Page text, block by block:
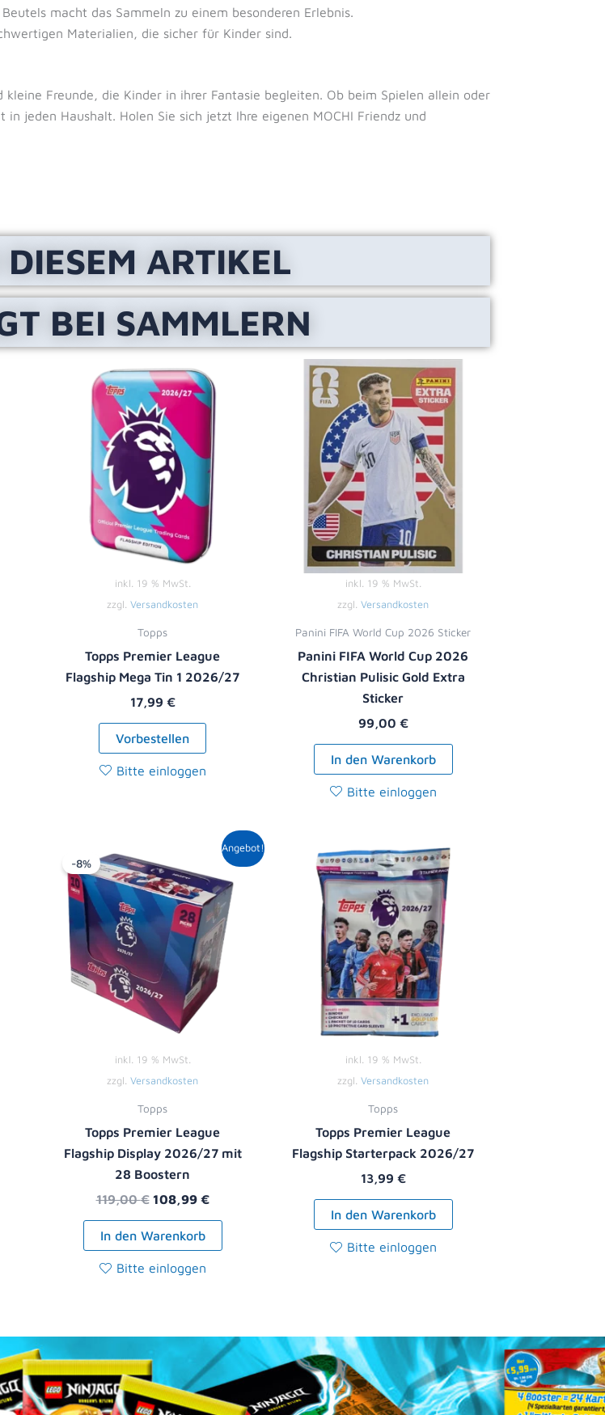
macht das Sammeln zu einem besonderen Erlebnis.
Materialien, die sicher für Kinder sind.
kleine Freunde, die Kinder in ihrer Fantasie begleiten. Ob beim Spielen allein oder
jeden Haushalt. Holen Sie sich jetzt Ihre eigenen MOCHI Friendz und
ARTIKEL
BEI SAMMLERN
inkl. 19 % MwSt.
zzgl. Versandkosten
Topps
Topps Premier League
Flagship Mega Tin 1 2026/27
17,99 €
Vorbestellen
Bitte einloggen
inkl. 19 % MwSt.
zzgl. Versandkosten
Panini FIFA World Cup 2026 Sticker
Panini FIFA World Cup 2026
Christian Pulisic Gold Extra
Sticker
99,00 €
In den Warenkorb
Bitte einloggen
Angebot!
-8%
inkl. 19 % MwSt.
zzgl. Versandkosten
Topps
Topps Premier League
Flagship Display 2026/27 mit
28 Boostern
119,00€
Ursprünglicher
Preis
war:
119,00 €
108,99 €
Aktueller
Preis
ist:
108,99 €.
In den Warenkorb
Bitte einloggen
inkl. 19 % MwSt.
zzgl. Versandkosten
Topps
Topps Premier League
Flagship Starterpack 2026/27
13,99 €
In den Warenkorb
Bitte einloggen